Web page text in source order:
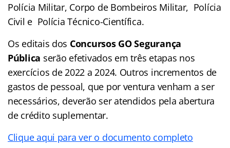
Polícia Militar, Corpo de Bombeiros Militar, Polícia
Civil e Polícia Técnico-Científica.
Os editais dos Concursos GO Segurança
Pública serão efetivados em três etapas nos
exercícios de 2022 a 2024. Outros incrementos de
gastos de pessoal, que por ventura venham a ser
necessários, deverão ser atendidos pela abertura
de crédito suplementar.
Clique aqui para ver o documento completo